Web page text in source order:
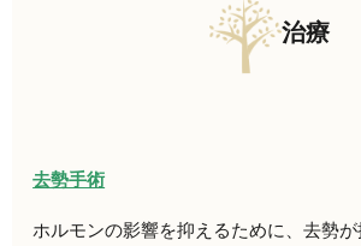
治療
去勢手術
ホルモンの影響を抑えるために、去勢